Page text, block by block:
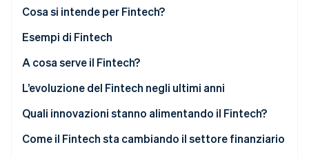
Identity
Verifica online dell'identità
Stripe Sessions 2026
Guarda ora
Cosa si intende per Fintech?
Digital banking e pagamenti
Gestione degli investimenti e del patrimonio
Finanziamenti e prestiti
Insurtech
RegTech
Esempi di Fintech
Digital banking e pagamenti
Gestione degli investimenti e del patrimonio
Finanziamenti e prestiti
Assicurazione
A cosa serve il Fintech?
Utilizzo da parte del cliente
Uso aziendale
L’evoluzione del Fintech negli ultimi anni
Quali innovazioni stanno alimentando il Fintech?
Come il Fintech sta cambiando il settore finanziario